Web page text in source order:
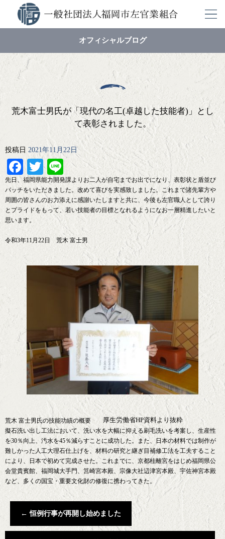
オフィシャルブログ
荒木富士男氏が「現代の名工(卓越した技能者)」とし
て表彰されました。
投稿日 2021年11月22日
Facebook
Twitter
Line
先日、福岡県能力開発課よりお二人が自宅までお出でになり、表彰状と盾並び
バッチをいただきました。改めて喜びを実感致しました。これまで諸先輩方や
周囲の皆さんのお力添えに感謝いたしますと共に、今後も左官職人として誇り
とプライドをもって、若い技能者の目標となれるようになお一層精進したいと
思います。
令和3年11月22日 荒木 富士男
荒木 富士男氏の技能功績の概要 厚生労働省HP資料より抜粋
擬石洗い出し工法において、洗い水を大幅に抑える刷毛洗いを考案し、生産性
を30％向上、汚水を45％減らすことに成功した。また、日本の材料では制作が
難しかった人工大理石仕上げを、材料の研究と継ぎ目補修工法を工夫すること
により、日本で初めて完成させた。これまでに、京都桂離宮をはじめ福岡県公
会堂貴賓館、福岡城大手門、筥崎宮本殿、宗像大社辺津宮本殿、宇佐神宮本殿
など、多くの国宝・重要文化財の修復に携わってきた。
← 恒例行事が再開し始めました